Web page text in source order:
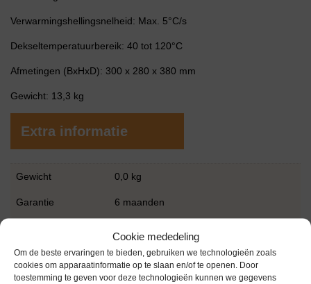
Cookie mededeling
Om de beste ervaringen te bieden, gebruiken we technologieën zoals
cookies om apparaatinformatie op te slaan en/of te openen. Door
toestemming te geven voor deze technologieën kunnen we gegevens
Verwarmingshellingsnelheid: Max. 5°C/s
Dekseltemperatuurbereik: 40 tot 120°C
Afmetingen (BxHxD): 300 x 280 x 380 mm
Gewicht: 13,3 kg
Extra informatie
Gewicht 0,0 kg
Garantie 6 maanden
Merk VWR